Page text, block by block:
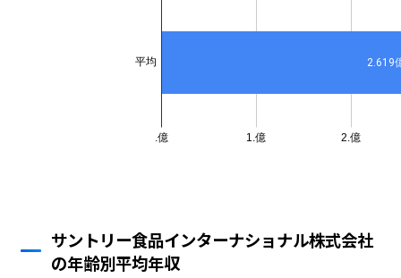
サントリー食品インターナショナル株式会社
の年齢別平均年収